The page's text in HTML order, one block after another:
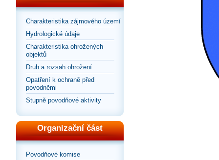
Charakteristika zájmového území
Hydrologické údaje
Charakteristika ohrožených
objektů
Druh a rozsah ohrožení
Opatření k ochraně před
povodněmi
Stupně povodňové aktivity
Organizační část
Povodňové komise